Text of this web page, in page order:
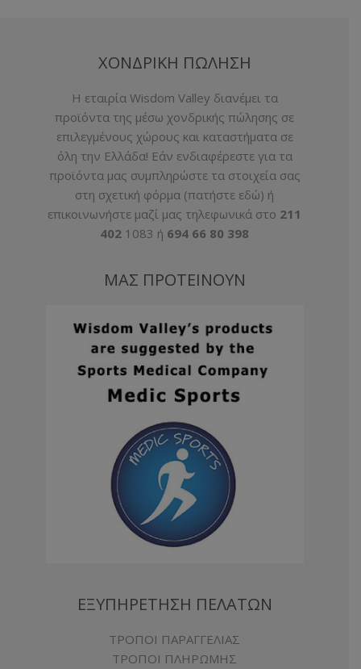
ΧΟΝΔΡΙΚΗ ΠΩΛΗΣΗ
H εταιρία Wisdom Valley διανέμει τα
προϊόντα της μέσω χονδρικής πώλησης σε
επιλεγμένους χώρους και καταστήματα σε
όλη την Ελλάδα! Εάν ενδιαφέρεστε για τα
προϊόντα μας συμπληρώστε τα στοιχεία σας
στη σχετική φόρμα (πατήστε εδώ) ή
επικοινωνήστε μαζί μας τηλεφωνικά στο 211
402 1083 ή 694 66 80 398
ΜΑΣ ΠΡΟΤΕΙΝΟΥΝ
ΕΞΥΠΗΡΕΤΗΣΗ ΠΕΛΑΤΩΝ
ΤΡΟΠΟΙ ΠΑΡΑΓΓΕΛΙΑΣ
ΤΡΟΠΟΙ ΠΛΗΡΩΜΗΣ